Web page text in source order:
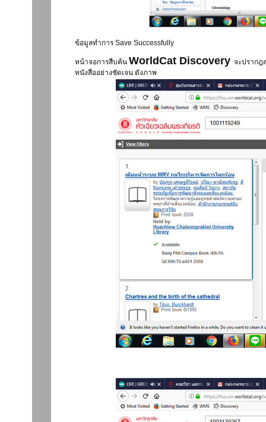
ข้อมูลทำการ Save Successfully
หน้าจอการสืบค้น WorldCat Discovery จะปรากฎ
หนังสืออย่างชัดเจน ดังภาพ